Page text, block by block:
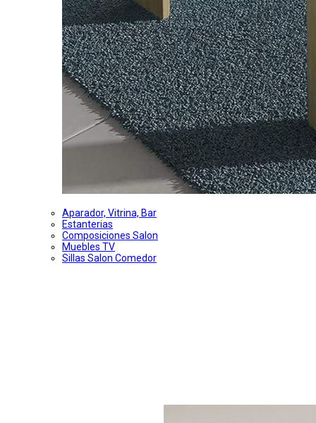
Aparador, Vitrina, Bar
Estanterias
Composiciones Salon
Muebles TV
Sillas Salon Comedor